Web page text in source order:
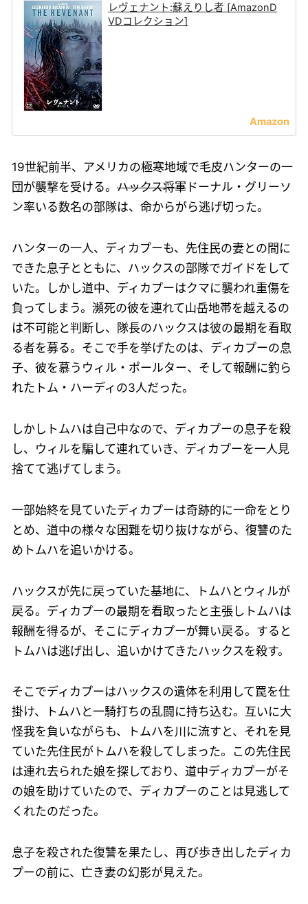
レヴェナント:蘇えりし者 [AmazonD
VDコレクション]
19世紀前半、アメリカの極寒地域で毛皮ハンターの一
団が襲撃を受ける。 ハックス将軍 ドーナル・グリーソ
ン率いる数名の部隊は、命からがら逃げ切った。
ハンターの一人、ディカプーも、先住民の妻との間に
できた息子とともに、ハックスの部隊でガイドをして
いた。しかし道中、ディカプーはクマに襲われ重傷を
負ってしまう。瀕死の彼を連れて山岳地帯を越えるの
は不可能と判断し、隊長のハックスは彼の最期を看取
る者を募る。そこで手を挙げたのは、ディカプーの息
子、彼を慕うウィル・ポールター、そして報酬に釣ら
れたトム・ハーディの3人だった。
しかしトムハは自己中なので、ディカプーの息子を殺
し、ウィルを騙して連れていき、ディカプーを一人見
捨てて逃げてしまう。
一部始終を見ていたディカプーは奇跡的に一命をとり
とめ、道中の様々な困難を切り抜けながら、復讐のた
めトムハを追いかける。
ハックスが先に戻っていた基地に、トムハとウィルが
戻る。ディカプーの最期を看取ったと主張しトムハは
報酬を得るが、そこにディカプーが舞い戻る。すると
トムハは逃げ出し、追いかけてきたハックスを殺す。
そこでディカプーはハックスの遺体を利用して罠を仕
掛け、トムハと一騎打ちの乱闘に持ち込む。互いに大
怪我を負いながらも、トムハを川に流すと、それを見
ていた先住民がトムハを殺してしまった。この先住民
は連れ去られた娘を探しており、道中ディカプーがそ
の娘を助けていたので、ディカプーのことは見逃して
くれたのだった。
息子を殺された復讐を果たし、再び歩き出したディカ
プーの前に、亡き妻の幻影が見えた。